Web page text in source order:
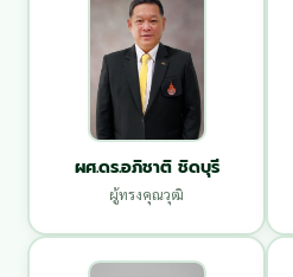
ผศ.ดร.อภิชาติ ชิดบุรี
ผู้ทรงคุณวุฒิ